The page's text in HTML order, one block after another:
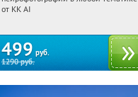
Россия
от KK AI
499 руб.
1290руб.